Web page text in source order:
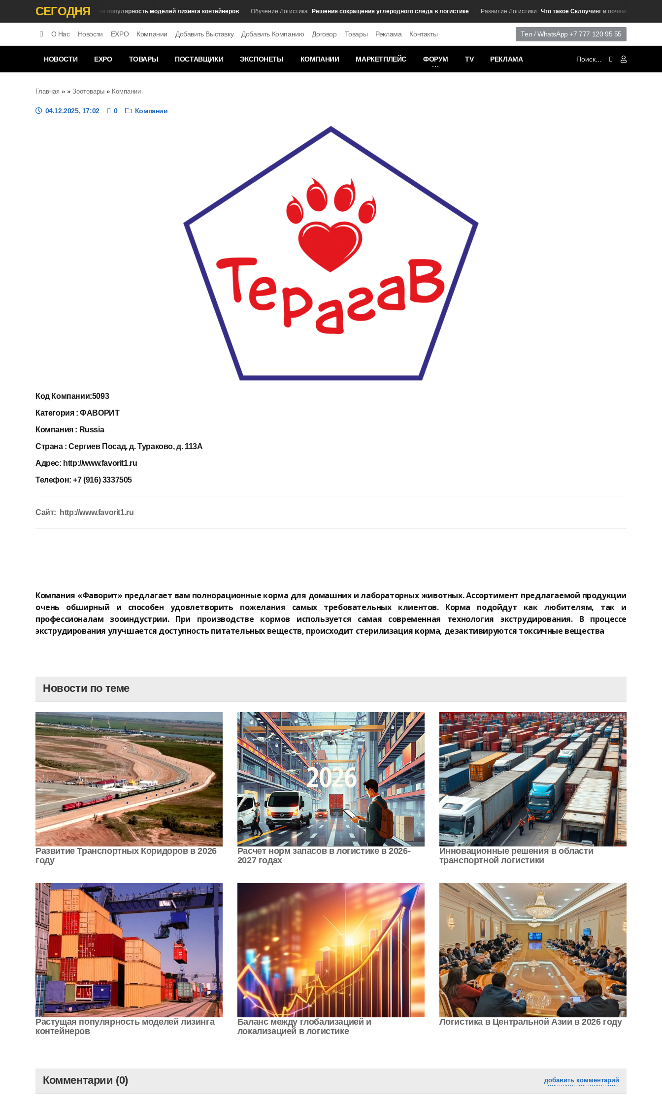
СЕГОДНЯ
Экономика Растущая популярность моделей лизинга контейнеров Обучение Логистика Решения сокращения углеродного следа в логистике Развитие Логистики Что такое Склоучинг и почему он набирает
Тел / WhatsApp +7 777 120 95 55
О Нас Новости EXPO Компании Добавить Выставку Добавить Компанию Договор Товары Реклама Контакты
НОВОСТИ EXPO ТОВАРЫ ПОСТАВЩИКИ ЭКСПОНЕТЫ КОМПАНИИ МАРКЕТПЛЕЙС ФОРУМ TV РЕКЛАМА
Главная » » Зоотовары » Компании
04.12.2025, 17:02 0 Компании
Код Компании:5093
Категория : ФАВОРИТ
Компания : Russia
Страна : Сергиев Посад, д. Тураково, д. 113А
Адрес: http://www.favorit1.ru
Телефон: +7 (916) 3337505
Сайт: http://www.favorit1.ru
Компания «Фаворит» предлагает вам полнорационные корма для домашних и лабораторных животных. Ассортимент предлагаемой продукции
очень обширный и способен удовлетворить пожелания самых требовательных клиентов. Корма подойдут как любителям, так и
профессионалам зооиндустрии. При производстве кормов используется самая современная технология экструдирования. В процессе
экструдирования улучшается доступность питательных веществ, происходит стерилизация корма, дезактивируются токсичные вещества
Новости по теме
Развитие Транспортных Коридоров в 2026
году
Расчет норм запасов в логистике в 2026-
2027 годах
Инновационные решения в области
транспортной логистики
Растущая популярность моделей лизинга
контейнеров
Баланс между глобализацией и
локализацией в логистике
Логистика в Центральной Азии в 2026 году
Комментарии (0) добавить комментарий